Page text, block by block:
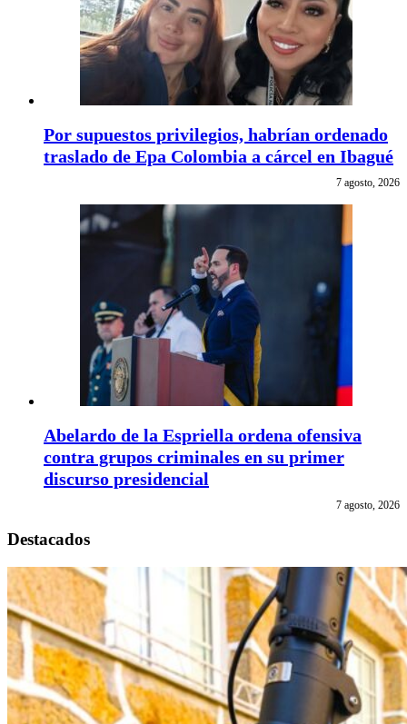
Por supuestos privilegios, habrían ordenado
traslado de Epa Colombia a cárcel en Ibagué
7 agosto, 2026
Abelardo de la Espriella ordena ofensiva
contra grupos criminales en su primer
discurso presidencial
7 agosto, 2026
Destacados